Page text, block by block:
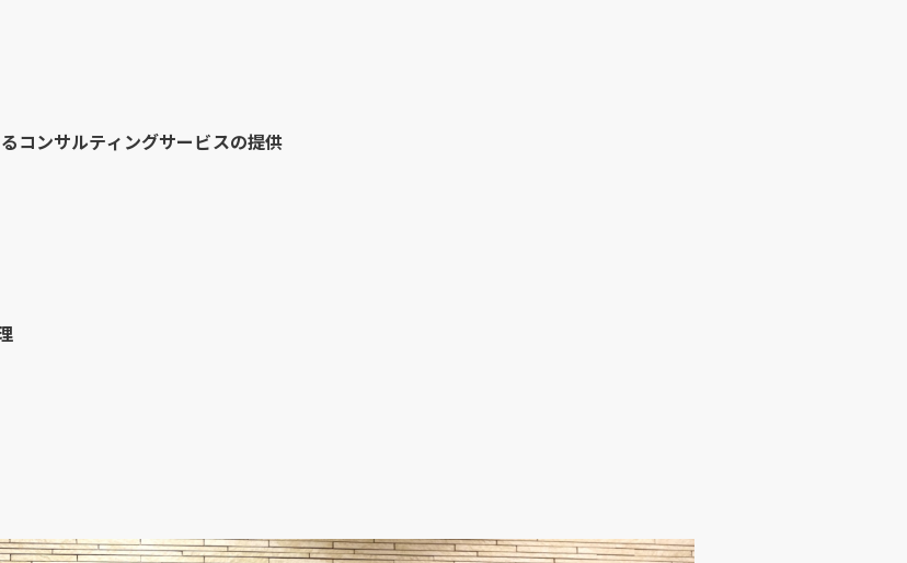
コンサルティングサービスの提供